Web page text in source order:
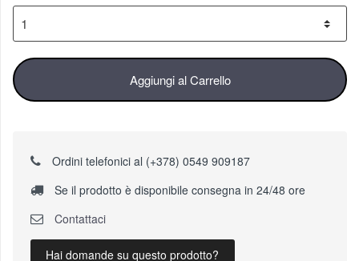
Aggiungi al Carrello
Ordini telefonici al (+378) 0549 909187
Se il prodotto è disponibile consegna in 24/48 ore
Contattaci
Hai domande su questo prodotto?